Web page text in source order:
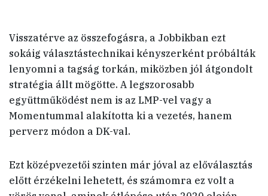
Visszatérve az összefogásra, a Jobbikban ezt
sokáig választástechnikai kényszerként próbálták
lenyomni a tagság torkán, miközben jól átgondolt
stratégia állt mögötte. A legszorosabb
együttműködést nem is az LMP-vel vagy a
Momentummal alakította ki a vezetés, hanem
perverz módon a DK-val.
Ezt középvezetői szinten már jóval az előválasztás
előtt érzékelni lehetett, és számomra ez volt a